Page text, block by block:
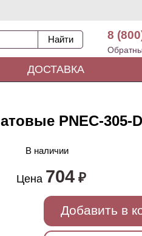
8
ДОСТАВКА
PNEC-305-
В наличии
Цена 704 ₽
Добавить в